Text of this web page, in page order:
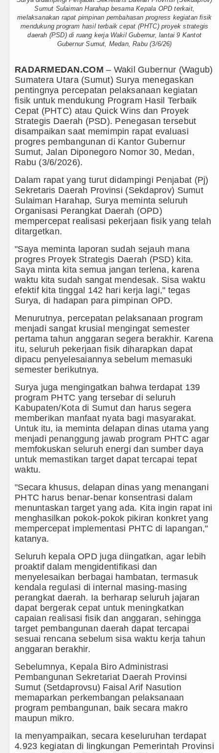
Siraman Rohani Ketua GRIB Jaya Labuhanbatu
Gubernur Bobby Nasution Minta
Kurang dari 6 Jam, Polsek
Liverpool vs Monaco Laga
Tim Gabungan Ringkus 3
Emma Raducanu Absen di
Juventus Dikalahkan Inter Milan
PSG Ditahan Manchester
Chelsea Gilas AC Milan di Laga
Ketua GRIB Jaya Labuhanbatu
Rico Waas : Kemerdekaan
Kurang dari 6 Jam, Polsek
Liverpool vs Monaco Laga
Tim Gabungan Ringkus 3
Emma Raducanu Absen di
Sumut Sulaiman Harahap besama Kepala OPD terkait,
melaksanakan rapat pimpinan pembahasan progress kegiatan fisik
mendukung program hasil terbaik cepat (PHTC) proyek strategis
daerah (PSD) di ruang kerja Wakil Gubernur, lantai 9 Kantot
Gubernur Sumut, Medan, Rabu (3/6/26)
RADARMEDAN.COM – Wakil Gubernur (Wagub)
Sumatera Utara (Sumut) Surya menegaskan
pentingnya percepatan pelaksanaan kegiatan
fisik untuk mendukung Program Hasil Terbaik
Cepat (PHTC) atau Quick Wins dan Proyek
Strategis Daerah (PSD). Penegasan tersebut
disampaikan saat memimpin rapat evaluasi
progres pembangunan di Kantor Gubernur
Sumut, Jalan Diponegoro Nomor 30, Medan,
Rabu (3/6/2026).
Dalam rapat yang turut didampingi Penjabat (Pj)
Sekretaris Daerah Provinsi (Sekdaprov) Sumut
Sulaiman Harahap, Surya meminta seluruh
Organisasi Perangkat Daerah (OPD)
mempercepat realisasi pekerjaan fisik yang telah
ditargetkan.
"Saya meminta laporan sudah sejauh mana
progres Proyek Strategis Daerah (PSD) kita.
Saya minta kita semua jangan terlena, karena
waktu kita sudah sangat mendesak. Sisa waktu
efektif kita tinggal 142 hari kerja lagi," tegas
Surya, di hadapan para pimpinan OPD.
Menurutnya, percepatan pelaksanaan program
menjadi sangat krusial mengingat semester
pertama tahun anggaran segera berakhir. Karena
itu, seluruh pekerjaan fisik diharapkan dapat
dipacu penyelesaiannya sebelum memasuki
semester berikutnya.
Surya juga mengingatkan bahwa terdapat 139
program PHTC yang tersebar di seluruh
Kabupaten/Kota di Sumut dan harus segera
memberikan manfaat nyata bagi masyarakat.
Untuk itu, ia meminta delapan dinas utama yang
menjadi penanggung jawab program PHTC agar
memfokuskan seluruh energi dan sumber daya
untuk memastikan target dapat tercapai tepat
waktu.
"Secara khusus, delapan dinas yang menangani
PHTC harus benar-benar konsentrasi dalam
menuntaskan target yang ada. Kita ingin rapat ini
menghasilkan pokok-pokok pikiran konkret yang
mempercepat implementasi PHTC di lapangan,"
katanya.
Seluruh kepala OPD juga diingatkan, agar lebih
proaktif dalam mengidentifikasi dan
menyelesaikan berbagai hambatan, termasuk
kendala regulasi di internal masing-masing
perangkat daerah. Ia berharap seluruh jajaran
dapat bergerak cepat untuk meningkatkan
capaian realisasi fisik dan anggaran, sehingga
target pembangunan daerah dapat tercapai
sesuai rencana sebelum sisa waktu kerja tahun
anggaran berakhir.
Sebelumnya, Kepala Biro Administrasi
Pembangunan Sekretariat Daerah Provinsi
Sumut (Setdaprovsu) Faisal Arif Nasution
memaparkan perkembangan pelaksanaan
program pembangunan, baik secara makro
maupun mikro.
Ia menyampaikan, secara keseluruhan terdapat
4.923 kegiatan di lingkungan Pemerintah Provinsi